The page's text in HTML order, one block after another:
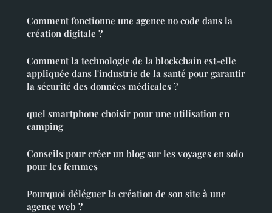
Comment fonctionne une agence no code dans la
création digitale ?
Comment la technologie de la blockchain est-elle
appliquée dans l'industrie de la santé pour garantir
la sécurité des données médicales ?
quel smartphone choisir pour une utilisation en
camping
Conseils pour créer un blog sur les voyages en solo
pour les femmes
Pourquoi déléguer la création de son site à une
agence web ?